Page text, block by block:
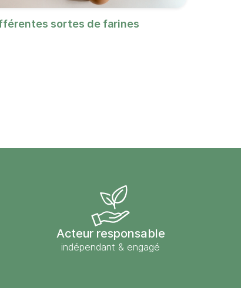
sortes de farines
Acteur responsable
indépendant & engagé